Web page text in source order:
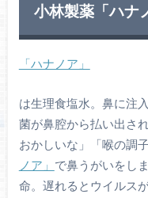
小林製薬「ハナ
「ハナノア」
は生理食塩水。鼻に注
菌が鼻腔から払い出さ
おかしいな」「喉の調
ノア」 で鼻うがいをし
命。遅れるとウイルス